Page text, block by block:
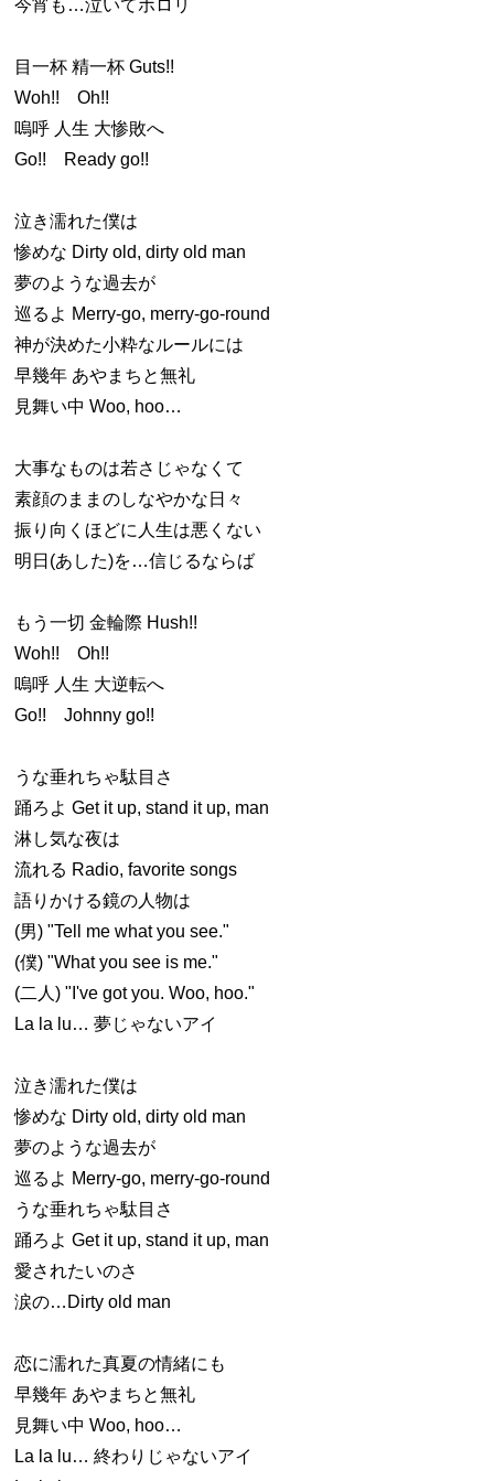
今宵も…泣いてホロリ
目一杯 精一杯 Guts!!
Woh!! Oh!!
嗚呼 人生 大惨敗へ
Go!! Ready go!!
泣き濡れた僕は
惨めな Dirty old, dirty old man
夢のような過去が
巡るよ Merry-go, merry-go-round
神が決めた小粋なルールには
早幾年 あやまちと無礼
見舞い中 Woo, hoo…
大事なものは若さじゃなくて
素顔のままのしなやかな日々
振り向くほどに人生は悪くない
明日(あした)を…信じるならば
もう一切 金輪際 Hush!!
Woh!! Oh!!
嗚呼 人生 大逆転へ
Go!! Johnny go!!
うな垂れちゃ駄目さ
踊ろよ Get it up, stand it up, man
淋し気な夜は
流れる Radio, favorite songs
語りかける鏡の人物は
(男) "Tell me what you see."
(僕) "What you see is me."
(二人) "I've got you. Woo, hoo."
La la lu… 夢じゃないアイ
泣き濡れた僕は
惨めな Dirty old, dirty old man
夢のような過去が
巡るよ Merry-go, merry-go-round
うな垂れちゃ駄目さ
踊ろよ Get it up, stand it up, man
愛されたいのさ
涙の…Dirty old man
恋に濡れた真夏の情緒にも
早幾年 あやまちと無礼
見舞い中 Woo, hoo…
La la lu… 終わりじゃないアイ